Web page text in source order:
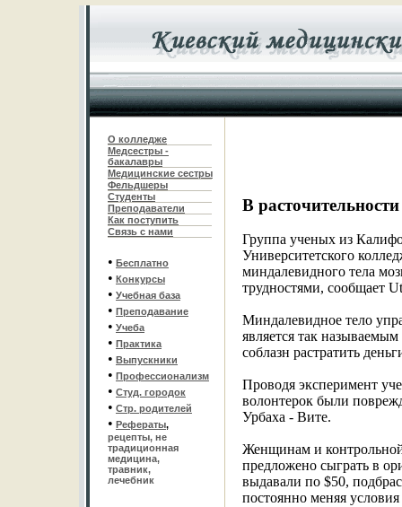
О колледже
Медсестры -
бакалавры
Медицинские сестры
Фельдшеры
Студенты
Преподаватели
Как поступить
Связь с нами
• Бесплатно
• Конкурсы
• Учебная база
• Преподавание
• Учеба
• Практика
• Выпускники
• Профессионализм
• Студ. городок
• Стр. родителей
• Рефераты,
рецепты, не
традиционная
медицина,
травник,
лечебник
В
Группа ученых из
Университетского
миндалевидного тела
трудностями, сообщает
Миндалевидное тело
является так
соблазн растратить
Проводя эксперимент
волонтерок были
Урбаха - Вите.
Женщинам и
предложено сыграть в
выдавали по $50,
постоянно меняя